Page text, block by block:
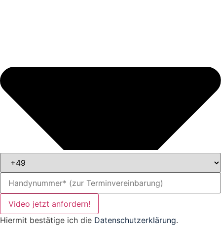
Video jetzt anfordern!
Hiermit bestätige ich die Datenschutzerklärung.